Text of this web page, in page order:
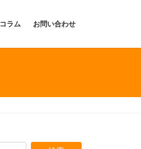
コラム お問い合わせ